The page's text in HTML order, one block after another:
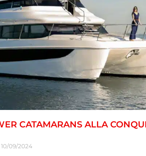
CATAMARANS ALLA
10/09/2024